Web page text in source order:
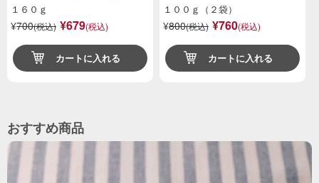
１６０ｇ
¥700(税込) ¥679(税込)
カートに入れる
１００ｇ（２袋）
¥800(税込) ¥760(税込)
カートに入れる
おすすめ商品